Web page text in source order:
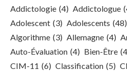
Addictologie (4) Addictologue
Adolescent (3) Adolescents (48)
Algorithme (3) Allemagne (4)
Auto-Évaluation (4) Bien-Être
CIM-11 (6) Classification (5)